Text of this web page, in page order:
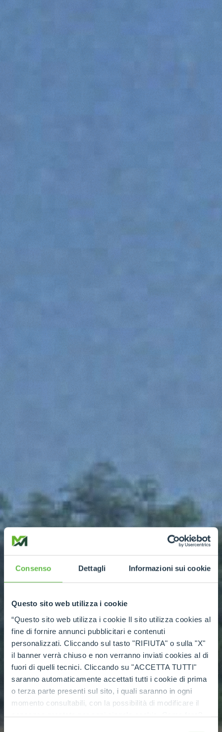
Consenso Dettagli Informazioni sui cookie
Questo sito web utilizza i cookie
“Questo sito web utilizza i cookie Il sito utilizza cookies al
fine di fornire annunci pubblicitari e contenuti
personalizzati. Cliccando sul tasto "RIFIUTA" o sulla "X"
il banner verrà chiuso e non verranno inviati cookies al di
fuori di quelli tecnici. Cliccando su "ACCETTA TUTTI"
saranno automaticamente accettati tutti i cookie di prima
o terza parte presenti sul sito, i quali saranno in ogni
momento consultabili, con la possibilità di modificare il
consenso prestato per ogni singolo cookie. Come fare?